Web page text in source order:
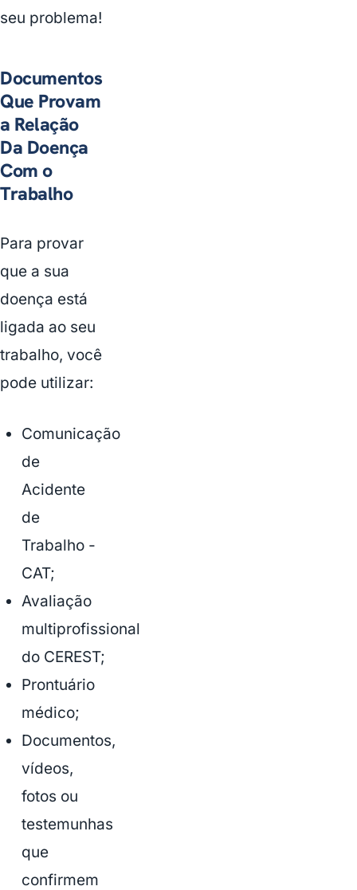
seu problema!
Documentos
Que Provam
a Relação
Da Doença
Com o
Trabalho
Para provar
que a sua
doença está
ligada ao seu
trabalho, você
pode utilizar:
Comunicação
de
Acidente
de
Trabalho -
CAT;
Avaliação
multiprofissional
do CEREST;
Prontuário
médico;
Documentos,
vídeos,
fotos ou
testemunhas
que
confirmem